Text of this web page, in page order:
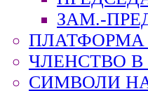
ЗАМ.-
ПЛАТФОРМА
ЧЛЕНСТВО В
СИМВОЛИ